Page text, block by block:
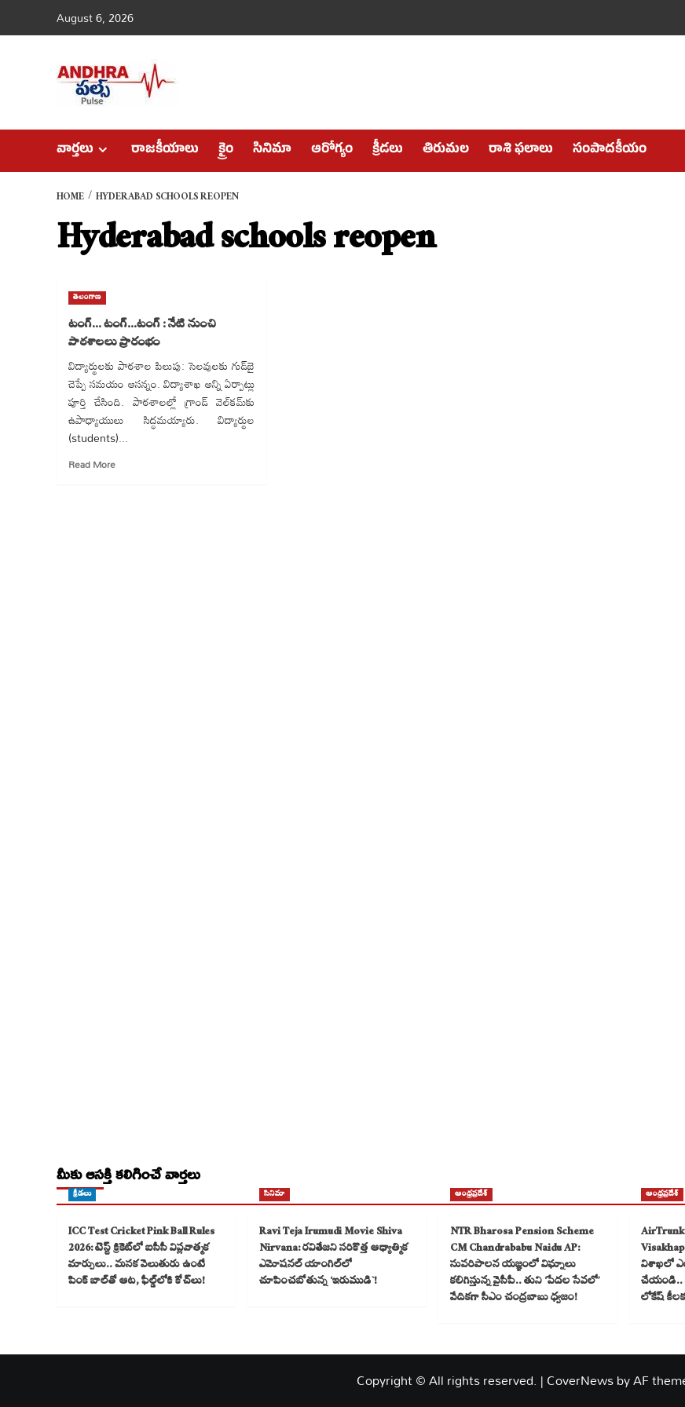
to
August 6, 2026
వార్తలు రాజకీయాలు క్రైం సినిమా ఆరోగ్యం క్రీడలు తిరుమల రాశి ఫలాలు సంపాదకీయం
HOME HYDERABAD SCHOOLS REOPEN
Hyderabad schools reopen
తెలంగాణ
టంగ్… టంగ్…టంగ్ : నేటి నుంచి
పాఠశాలలు ప్రారంభం
విద్యార్థులకు పాఠశాల పిలుపు: సెలవులకు గుడ్‌బై
చెప్పే సమయం ఆసన్నం. విద్యాశాఖ అన్ని ఏర్పాట్లు
పూర్తి చేసింది. పాఠశాలల్లో గ్రాండ్ వెల్‌కమ్‌కు
ఉపాధ్యాయులు సిద్ధమయ్యారు. విద్యార్థుల
(students)...
Read MoreRead
మీకు ఆసక్తి కలిగించే వార్తలు
క్రీడలు
ICC Test Cricket Pink Ball Rules
2026: టెస్ట్ క్రికెట్‌లో ఐసీసీ విప్లవాత్మక
మార్పులు.. మసక వెలుతురు ఉంటే
పింక్ బాల్‌తో ఆట, ఫీల్డ్‌లోకి కోచ్‌లు!
సినిమా
Ravi Teja Irumudi Movie Shiva
Nirvana: రవితేజని సరికొత్త ఆధ్యాత్మిక
ఎమోషనల్ యాంగిల్‌లో
చూపించబోతున్న ‘ఇరుముడి`!
ఆంధ్రప్రదేశ్
NTR Bharosa Pension Scheme
CM Chandrababu Naidu AP:
సుపరిపాలన యజ్ఞంలో విఘ్నాలు
కలిగిస్తున్న వైసీపీ.. తుని ‘పేదల సేవలో’
వేదికగా సీఎం చంద్రబాబు ధ్వజం!
ఆంధ్రప్రదేశ్
విశాఖలో
చేయండి..
లోకేష్
Copyright © All rights reserved. |CoverNewsby AF